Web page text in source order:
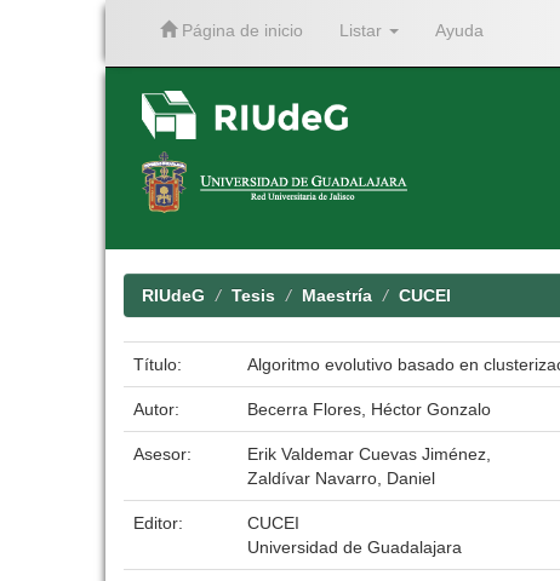
Página de inicio Listar Ayuda
RIUdeG Tesis Maestría CUCEI
Título: Algoritmo evolutivo basado en
Autor: Becerra Flores, Héctor Gonzalo
Asesor:
Erik Valdemar Cuevas Jiménez,
Zaldívar Navarro, Daniel
Editor:
CUCEI
Universidad de Guadalajara